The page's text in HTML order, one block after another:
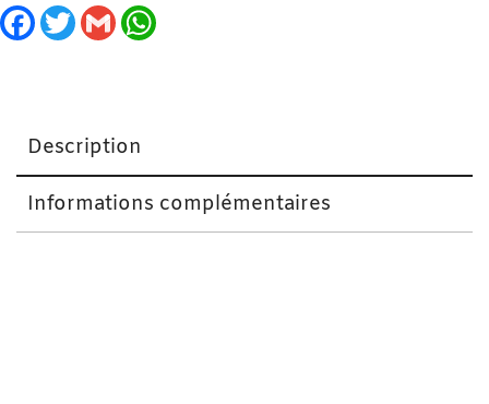
Facebook
TwitterGmail
Description
Informations complémentaires